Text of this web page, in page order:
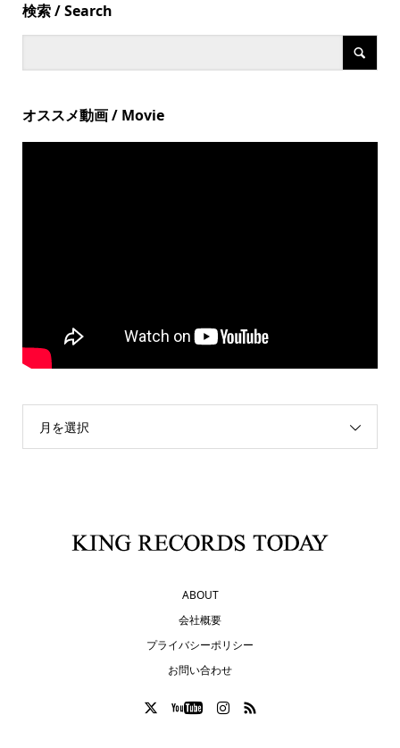
検索 / Search
オススメ動画 / Movie
月を選択
ABOUT
会社概要
プライバシーポリシー
お問い合わせ